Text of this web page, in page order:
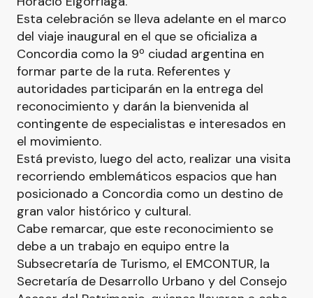
Esta celebración se lleva adelante en el marco
del viaje inaugural en el que se oficializa a
Concordia como la 9º ciudad argentina en
formar parte de la ruta. Referentes y
autoridades participarán en la entrega del
reconocimiento y darán la bienvenida al
contingente de especialistas e interesados en
el movimiento.
Está previsto, luego del acto, realizar una visita
recorriendo emblemáticos espacios que han
posicionado a Concordia como un destino de
gran valor histórico y cultural.
Cabe remarcar, que este reconocimiento se
debe a un trabajo en equipo entre la
Subsecretaría de Turismo, el EMCONTUR, la
Secretaría de Desarrollo Urbano y del Consejo